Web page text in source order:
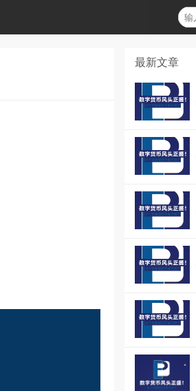
最新文章